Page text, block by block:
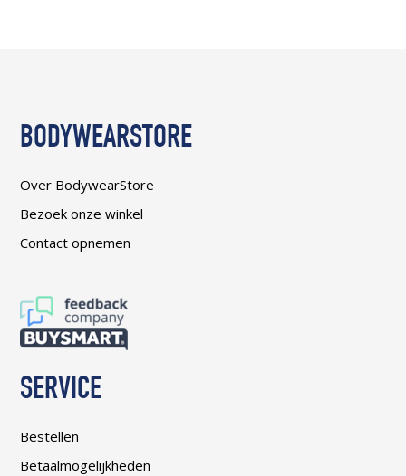
BODYWEARSTORE
Over BodywearStore
Bezoek onze winkel
Contact opnemen
SERVICE
Bestellen
Betaalmogelijkheden